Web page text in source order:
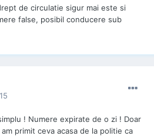
de circulatie sigur mai este si
false, posibil conducere sub
! Numere expirate de o zi ! Doar
primit ceva acasa de la politie ca